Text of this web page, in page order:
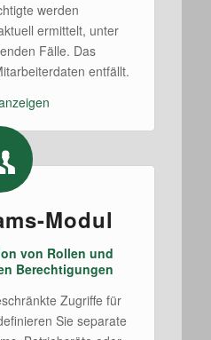
werden
ermittelt, unter
Fälle. Das
entfällt.
Modul
von Rollen und
Berechtigungen
Zugriffe für
Sie separate